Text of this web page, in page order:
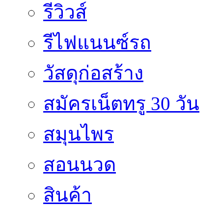
รีวิวส์
รีไฟแนนซ์รถ
วัสดุก่อสร้าง
สมัครเน็ตทรู 30 วัน
สมุนไพร
สอนนวด
สินค้า